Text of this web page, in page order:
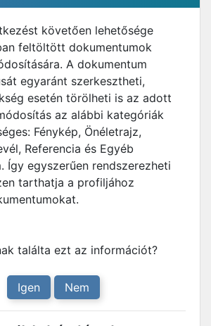
követően lehetősége
feltöltött dokumentumok
A dokumentum
egyaránt szerkesztheti,
esetén törölheti is az adott
az alábbi kategóriák
Fénykép, Önéletrajz,
Referencia és Egyéb
Így egyszerűen rendszerezheti
tarthatja a profiljához
találta ezt az információt?
Igen Nem